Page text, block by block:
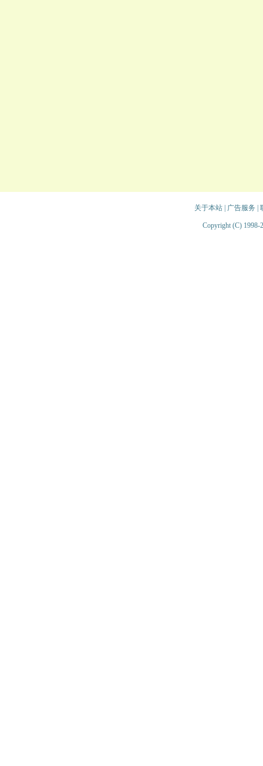
关于本站| 广告服务
Copyright (C) 1998-